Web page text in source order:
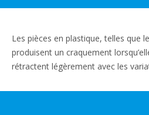
Les pièces en plastique, telles que
produisent un craquement
rétractent légèrement avec les